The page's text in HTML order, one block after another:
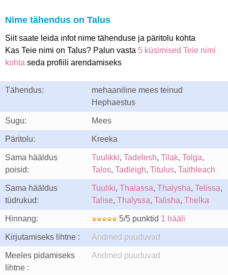
Nime tähendus on Talus
Siit saate leida infot nime tähenduse ja päritolu kohta
Kas Teie nimi on Talus? Palun vasta 5 küsimised Teie nimi
kohta seda profiili arendamiseks
Tähendus:
mehaaniline mees teinud
Hephaestus
Sugu: Mees
Päritolu: Kreeka
Sama hääldus
poisid:
Tuulikki, Tadelesh, Tilak, Tolga,
Talos, Tadleigh, Titulus, Taithleach
Sama hääldus
tüdrukud:
Tuuliki, Thalassa, Thalysha, Telissa,
Talise, Thalyssa, Talisha, Thelka
Hinnang: 5/5 punktid 1 hääli
Kirjutamiseks lihtne : Andmed puuduvad
Meeles pidamiseks
lihtne :
Andmed puuduvad